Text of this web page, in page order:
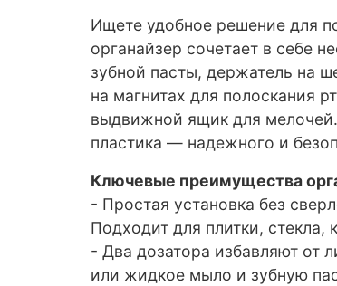
Ищете удобное решение для
органайзер сочетает в себе
зубной пасты, держатель на
на магнитах для полоскания
выдвижной ящик для
пластика — надежного и
Ключевые преимущества
- Простая установка без
Подходит для плитки, стекла,
- Два дозатора избавляют от
или жидкое мыло и зубную